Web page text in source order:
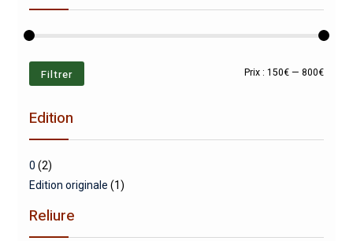
Prix
Prix
Filtrer Prix :150€ —800€
Edition
0 (2)
Edition originale (1)
Reliure